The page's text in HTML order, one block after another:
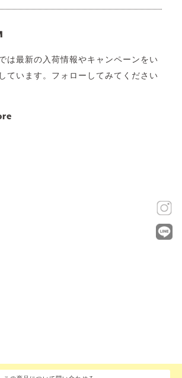
は最新の入荷情報やキャンペーンをい
ています。フォローしてみてください